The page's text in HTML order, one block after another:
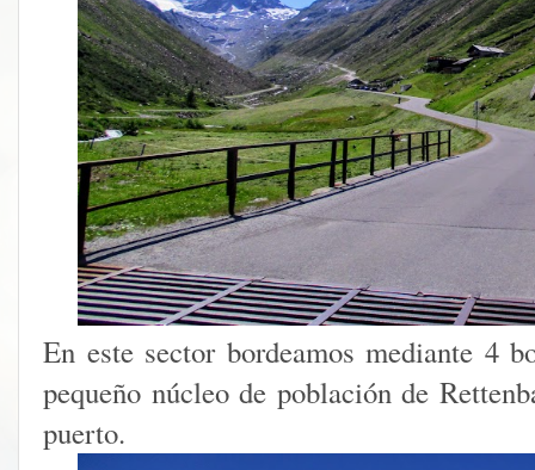
En este sector bordeamos mediante 4
pequeño núcleo de población de
puerto.